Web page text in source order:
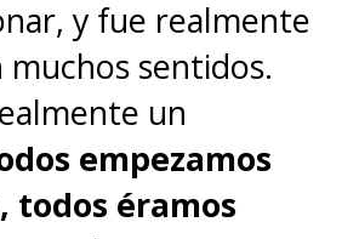
y fue realmente
sentidos.
un
empezamos
todos éramos